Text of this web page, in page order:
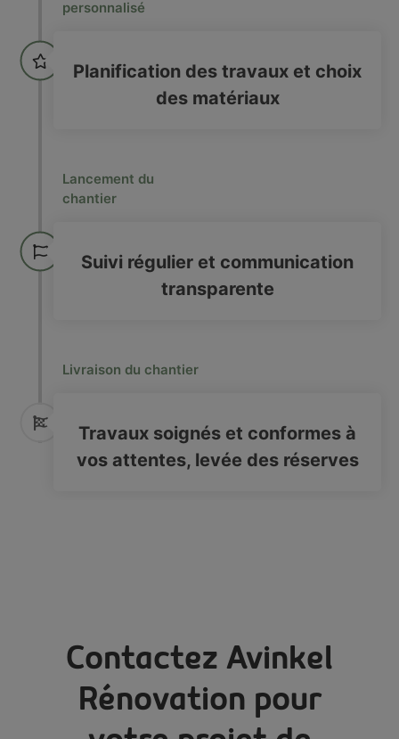
personnalisé
Planification des travaux et choix
des matériaux
Lancement du
chantier
Suivi régulier et communication
transparente
Livraison du chantier
Travaux soignés et conformes à
vos attentes, levée des réserves
Contactez Avinkel
Rénovation pour